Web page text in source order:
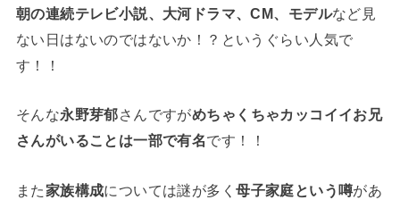
朝の連続テレビ小説、大河ドラマ、CM、モデルなど見
ない日はないのではないか！？というぐらい人気で
す！！
そんな永野芽郁さんですがめちゃくちゃカッコイイお兄
さんがいることは一部で有名です！！
また家族構成については謎が多く母子家庭という噂があ